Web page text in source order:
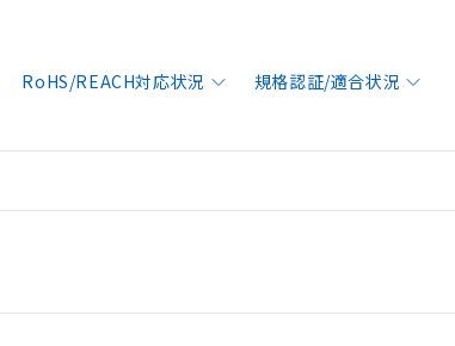
RoHS/REACH対応状況 規格認証/適合状況